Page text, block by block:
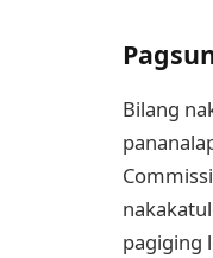
Bilang
pagiging